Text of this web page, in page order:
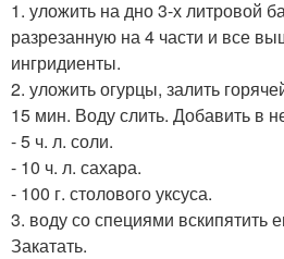
1. уложить на дно 3-х литровой
разрезанную на 4 части и все
ингридиенты.
2. уложить огурцы, залить
15 мин. Воду слить. Добавить в
- 5 ч. л. соли.
- 10 ч. л. сахара.
- 100 г. столового уксуса.
3. воду со специями вскипятить
Закатать.